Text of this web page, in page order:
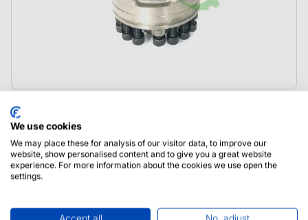
12285991 Liebherr Dyferencjał kompletny
We use cookies
We may place these for analysis of our visitor data, to improve our
website, show personalised content and to give you a great website
experience. For more information about the cookies we use open the
settings.